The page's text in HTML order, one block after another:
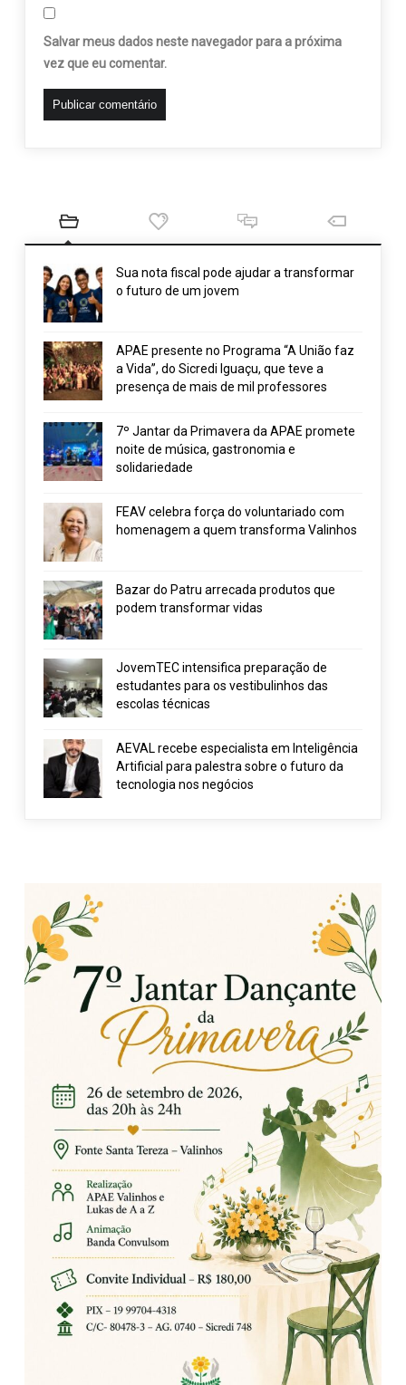
Salvar meus dados neste navegador para a próxima
vez que eu comentar.
Sua nota fiscal pode ajudar a transformar
o futuro de um jovem
APAE presente no Programa “A União faz
a Vida”, do Sicredi Iguaçu, que teve a
presença de mais de mil professores
7º Jantar da Primavera da APAE promete
noite de música, gastronomia e
solidariedade
FEAV celebra força do voluntariado com
homenagem a quem transforma Valinhos
Bazar do Patru arrecada produtos que
podem transformar vidas
JovemTEC intensifica preparação de
estudantes para os vestibulinhos das
escolas técnicas
AEVAL recebe especialista em Inteligência
Artificial para palestra sobre o futuro da
tecnologia nos negócios